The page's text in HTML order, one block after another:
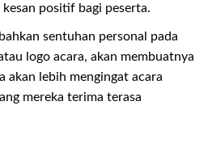
positif bagi peserta.
sentuhan personal pada
logo acara, akan membuatnya
akan lebih mengingat acara
mereka terima terasa